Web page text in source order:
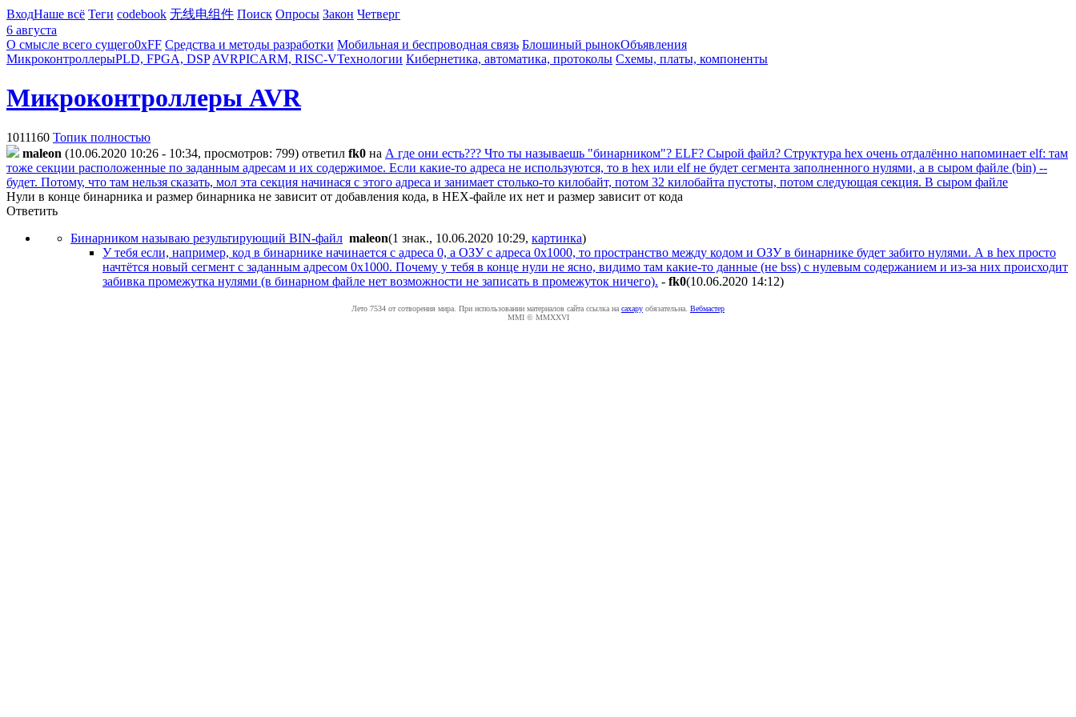
ВходНаше всё Теги codebook 无线电组件 Поиск Опросы Закон Четверг
6 августа
О смысле всего сущего0xFF Средства и методы разработки Мобильная и беспроводная связь Блошиный рынокОбъявления
МикроконтроллерыPLD, FPGA, DSP AVRPICARM, RISC-VТехнологии Кибернетика, автоматика, протоколы Схемы, платы, компоненты
Микроконтроллеры AVR
1011160 Топик полностью
maleon (10.06.2020 10:26 - 10:34, просмотров: 799) ответил fk0 на А где они есть??? Что ты называешь "бинарником"? ELF? Сырой файл? Структура hex очень отдалённо напоминает elf: там
тоже секции расположенные по заданным адресам и их содержимое. Если какие-то адреса не используются, то в hex или elf не будет сегмента заполненного нулями, а в сыром файле (bin) --
будет. Потому, что там нельзя сказать, мол эта секция начинася с этого адреса и занимает столько-то килобайт, потом 32 килобайта пустоты, потом следующая секция. В сыром файле
Нули в конце бинарника и размер бинарника не зависит от добавления кода, в НЕХ-файле их нет и размер зависит от кода
Ответить
Бинарником называю результирующий BIN-файл maleon(1 знак., 10.06.2020 10:29, картинка)
У тебя если, например, код в бинарнике начинается с адреса 0, а ОЗУ с адреса 0x1000, то пространство между кодом и ОЗУ в бинарнике будет забито нулями. А в hex просто
начтётся новый сегмент с заданным адресом 0x1000. Почему у тебя в конце нули не ясно, видимо там какие-то данные (не bss) с нулевым содержанием и из-за них происходит
забивка промежутка нулями (в бинарном файле нет возможности не записать в промежуток ничего). - fk0(10.06.2020 14:12)
Лето 7534 от сотворения мира. При использовании материалов сайта ссылка на caxapу обязательна. Вебмастер
MMI © MMXXVI